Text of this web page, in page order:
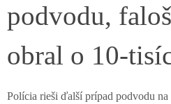
podvodu,
obral o 10-
Polícia rieši ďalší prípad podvodu